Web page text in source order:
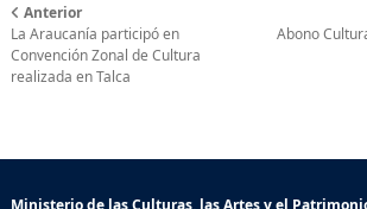
Anterior
La Araucanía participó en
Convención Zonal de Cultura
realizada en Talca
Abono
Ministerio de las Culturas, las Artes y el